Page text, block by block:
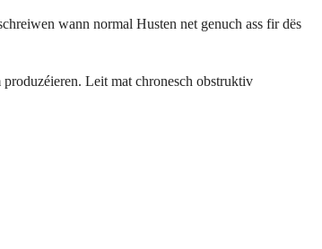
wann normal Husten net genuch ass fir dës
Leit mat chronesch obstruktiv